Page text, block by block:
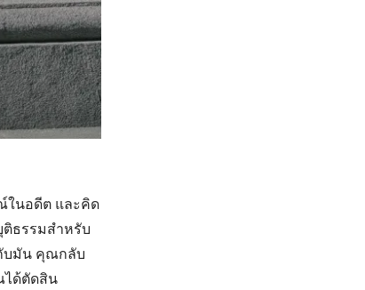
ในอดีต และคิด
ธรรมสำหรับ
บมัน คุณกลับ
ได้ตัดสิน